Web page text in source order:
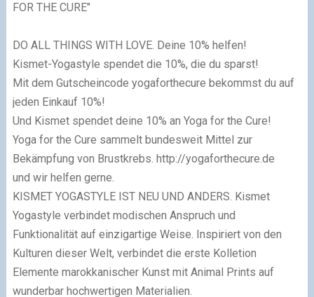
FOR THE CURE"
DO ALL THINGS WITH LOVE. Deine 10% helfen!
Kismet-Yogastyle spendet die 10%, die du sparst!
Mit dem Gutscheincode yogaforthecure bekommst du auf
jeden Einkauf 10%!
Und Kismet spendet deine 10% an Yoga for the Cure!
Yoga for the Cure sammelt bundesweit Mittel zur
Bekämpfung von Brustkrebs. http://yogaforthecure.de
und wir helfen gerne.
KISMET YOGASTYLE IST NEU UND ANDERS. Kismet
Yogastyle verbindet modischen Anspruch und
Funktionalität auf einzigartige Weise. Inspiriert von den
Kulturen dieser Welt, verbindet die erste Kolletion
Elemente marokkanischer Kunst mit Animal Prints auf
wunderbar hochwertigen Materialien.